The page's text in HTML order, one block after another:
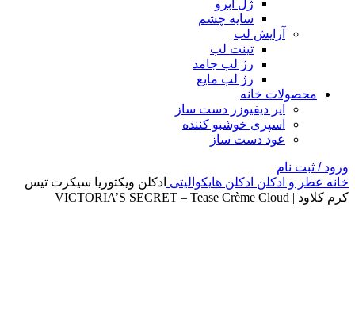
ژل ابرو
سایه چشم
آرایش لب
تینت لب
رژ لب جامد
رژ لب مایع
محصولات خانه
ایر دیفیوزر دست ساز
اسپری خوشبو کننده
عود دست ساز
ورود / ثبت نام
خانه عطر و ادکلن ادکلن هایکوالیتی ادکلن ویکتوریا سیکرت تیس
کرم کلاود | VICTORIA’S SECRET – Tease Crème Cloud